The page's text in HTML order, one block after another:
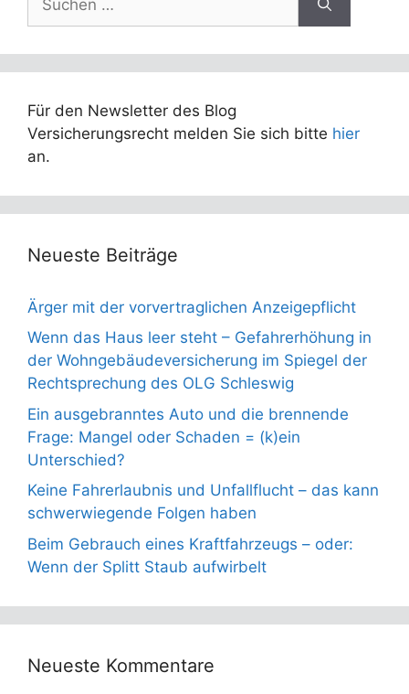
nach:
Für den Newsletter des Blog
Versicherungsrecht melden Sie sich bitte hier
an.
Neueste Beiträge
Ärger mit der vorvertraglichen Anzeigepflicht
Wenn das Haus leer steht – Gefahrerhöhung in
der Wohngebäudeversicherung im Spiegel der
Rechtsprechung des OLG Schleswig
Ein ausgebranntes Auto und die brennende
Frage: Mangel oder Schaden = (k)ein
Unterschied?
Keine Fahrerlaubnis und Unfallflucht – das kann
schwerwiegende Folgen haben
Beim Gebrauch eines Kraftfahrzeugs – oder:
Wenn der Splitt Staub aufwirbelt
Neueste Kommentare